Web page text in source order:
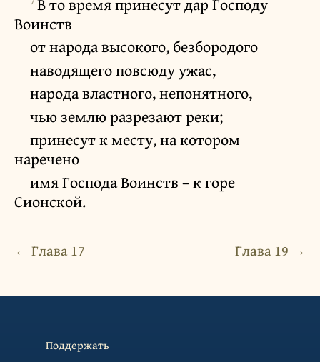
Воинств
от народа высокого, безбородого
наводящего повсюду ужас,
народа властного, непонятного,
чью землю разрезают реки;
принесут к месту, на котором
наречено
имя Господа Воинств – к горе
Сионской.
← Глава 17 Глава 19 →
Поддержать